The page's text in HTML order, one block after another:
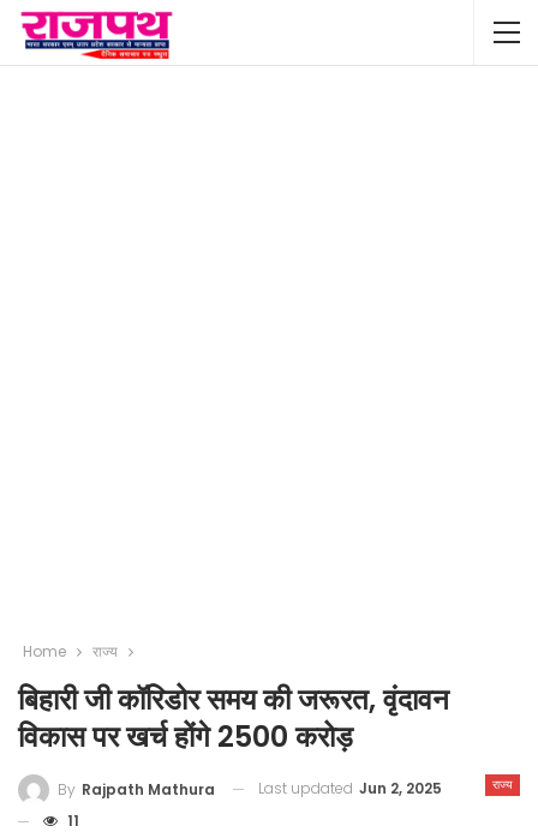
Home राज्य
बिहारी जी कॉरिडोर समय की जरूरत, वृंदावन
विकास पर खर्च होंगे 2500 करोड़
राज्य
By Rajpath Mathura Last updated Jun 2, 2025
11